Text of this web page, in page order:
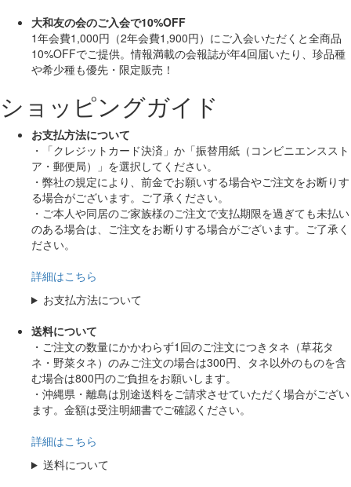
大和友の会のご入会で10%OFF
1年会費1,000円（2年会費1,900円）にご入会いただくと全商品
10%OFFでご提供。情報満載の会報誌が年4回届いたり、珍品種
や希少種も優先・限定販売！
ショッピングガイド
お支払方法について
・「クレジットカード決済」か「振替用紙（コンビニエンススト
ア・郵便局）」を選択してください。
・弊社の規定により、前金でお願いする場合やご注文をお断りす
る場合がございます。ご了承ください。
・ご本人や同居のご家族様のご注文で支払期限を過ぎても未払い
のある場合は、ご注文をお断りする場合がございます。ご了承く
ださい。
詳細はこちら
お支払方法について
送料について
・ご注文の数量にかかわらず1回のご注文につきタネ（草花タ
ネ・野菜タネ）のみご注文の場合は300円、タネ以外のものを含
む場合は800円のご負担をお願いします。
・沖縄県・離島は別途送料をご請求させていただく場合がござい
ます。金額は受注明細書でご確認ください。
詳細はこちら
送料について